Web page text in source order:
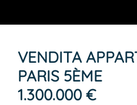
VENDITA
PARIS 5ÈME
1.300.000 €